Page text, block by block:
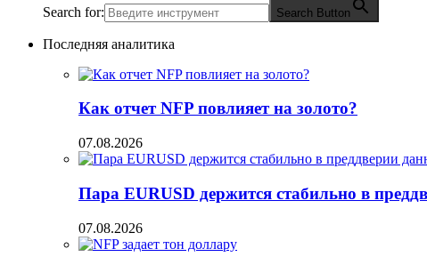
Search for: Search Button
Последняя аналитика
Как отчет NFP повлияет на золото?
07.08.2026
Пара EURUSD держится стабильно в
07.08.2026